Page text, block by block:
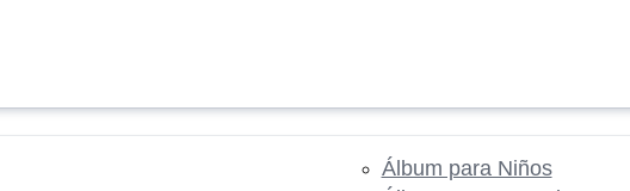
Álbum para Niños